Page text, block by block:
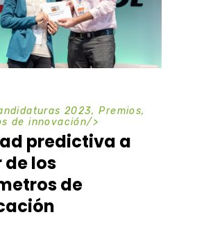
2023,Premios,
de innovación/>
predictiva a
los
de